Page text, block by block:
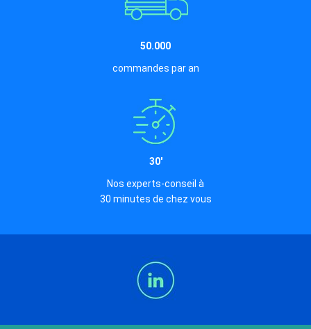
50.000
commandes par an
30'
Nos experts-conseil à
30 minutes de chez vous